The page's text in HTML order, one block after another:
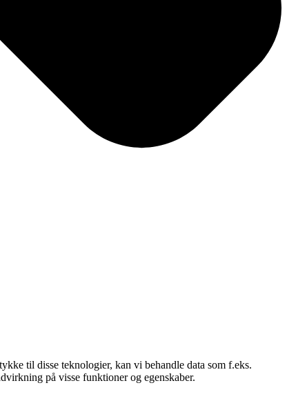
til disse teknologier, kan vi behandle data som f.eks.
på visse funktioner og egenskaber.